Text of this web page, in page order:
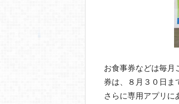
お食事券などは毎月
券は、８月３０日ま
さらに専用アプリに